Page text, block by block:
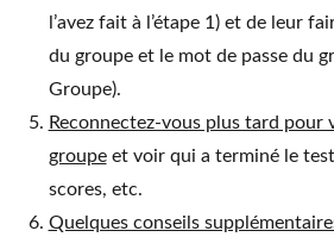
l’avez fait à l’étape 1) et de leur
du groupe et le mot de passe du
Groupe).
Reconnectez-vous plus tard pour
groupeet voir qui a terminé le
scores, etc.
Quelques conseils